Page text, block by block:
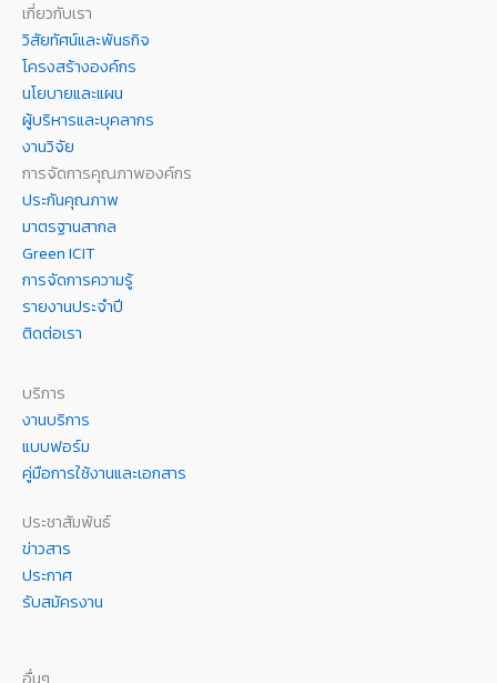
เกี่ยวกับเรา
วิสัยทัศน์และพันธกิจ
โครงสร้างองค์กร
นโยบายและแผน
ผู้บริหารและบุคลากร
งานวิจัย
การจัดการคุณภาพองค์กร
ประกันคุณภาพ
มาตรฐานสากล
Green ICIT
การจัดการความรู้
รายงานประจำปี
ติดต่อเรา
บริการ
งานบริการ
แบบฟอร์ม
คู่มือการใช้งานและเอกสาร
ประชาสัมพันธ์
ข่าวสาร
ประกาศ
รับสมัครงาน